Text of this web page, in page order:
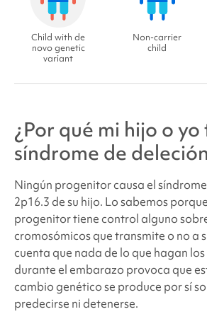
Child with de
novo genetic
variant
Non-carrier
child
¿Por qué mi hijo o yo
síndrome de
Ningún progenitor causa el
2p16.3 de su hijo. Lo sabemos
progenitor tiene control alguno
cromosómicos que transmite o no a
cuenta que nada de lo que hagan
durante el embarazo provoca que
cambio genético se produce por sí
predecirse ni detenerse.